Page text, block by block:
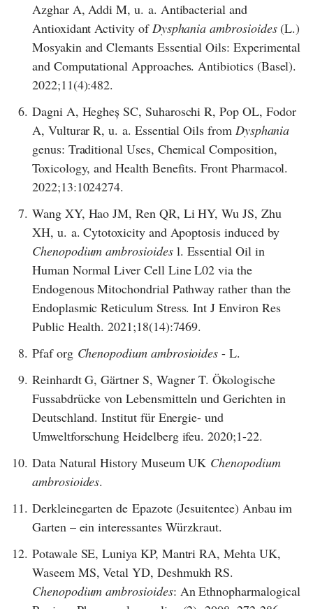
Azghar A, Addi M, u. a. Antibacterial and
Antioxidant Activity ofDysphania ambrosioides(L.)
Mosyakin and Clemants Essential Oils: Experimental
and Computational Approaches. Antibiotics (Basel).
2022;11(4):482.
6. Dagni A, Hegheș SC, Suharoschi R, Pop OL, Fodor
A, Vulturar R, u. a. Essential Oils from Dysphania
genus: Traditional Uses, Chemical Composition,
Toxicology, and Health Benefits. Front Pharmacol.
2022;13:1024274.
7. Wang XY, Hao JM, Ren QR, Li HY, Wu JS, Zhu
XH, u. a. Cytotoxicity and Apoptosis induced by
Chenopodium ambrosioidesl. Essential Oil in
Human Normal Liver Cell Line L02 via the
Endogenous Mitochondrial Pathway rather than the
Endoplasmic Reticulum Stress. Int J Environ Res
Public Health. 2021;18(14):7469.
8. Pfaf org Chenopodium ambrosioides - L.
9. Reinhardt G, Gärtner S, Wagner T. Ökologische
Fussabdrücke von Lebensmitteln und Gerichten in
Deutschland. Institut für Energie- und
Umweltforschung Heidelberg ifeu. 2020;1-22.
10. Data Natural History Museum UK Chenopodium
ambrosioides.
11. Derkleinegarten de Epazote (Jesuitentee) Anbau im
Garten – ein interessantes Würzkraut.
12. Potawale SE, Luniya KP, Mantri RA, Mehta UK,
Waseem MS, Vetal YD, Deshmukh RS.
Chenopodium ambrosioides: An Ethnopharmalogical